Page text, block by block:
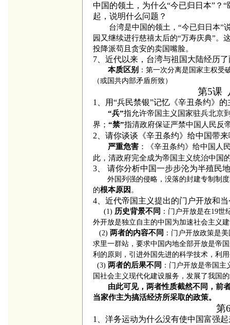
中国的领土，为什么“今已归日本”？
起，说明什么问题？
台湾是中国的领土，“今已归日本”
园又继续进行慈禧太后的“万寿庆典”。
投降派苟且贪安的卖国嘴脸。
7、近代以来，台湾与祖国大陆经历
本质区别 ：第一次分离是国家主权受
（或国共内部矛盾所致）
第5课
1、用“兵民禁银”记忆《辛丑条约》
“兵”指允许帝国主义国家驻兵北京
界； “禁”指清政府保证严禁中国人民反
2、请你谈谈《辛丑条约》给中国带
严重危害 ：《辛丑条约》给中国人
此，清政府完全成为帝国主义统治中国
3、 请你分析中国一步步沦为半殖民
外国列强的侵略，没落的封建专制制
的根本原因 。
4、 近代帝国主义提出的门户开放和
(1) 历史背景不同 ：门户开放是在19世
外开放是独立自主的中国为加速社会主义
(2) 两者的内容不同 ：门户开放政策是
求里一群站，要求中国内地全部开放是帝
利的原则，引进外国先进的科学技术，利
(3) 两者的后果不同 ：门户开放是帝国
国社会主义现代化建设服务，发展了我国
由此可见，两者性质截然不同，前
当家作主为搞活经济所采取的政策。
第
1、洋务运动为什么没有使中国富强